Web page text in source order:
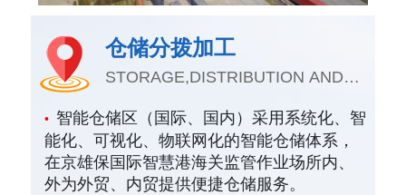
仓储分拨加工
STORAGE,DISTRIBUTION AND
PROCESS
• 智能仓储区（国际、国内）采用系统化、智
能化、可视化、物联网化的智能仓储体系，
在京雄保国际智慧港海关监管作业场所内、
外为外贸、内贸提供便捷仓储服务。